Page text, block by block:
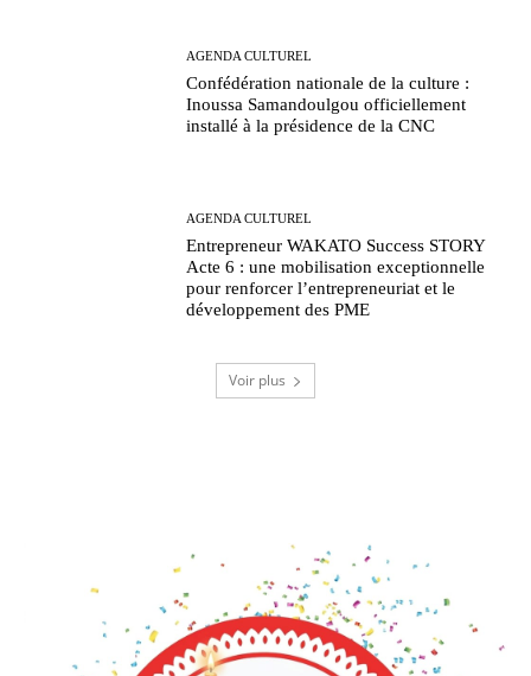
AGENDA CULTUREL
Confédération nationale de la culture :
Inoussa Samandoulgou officiellement
installé à la présidence de la CNC
AGENDA CULTUREL
Entrepreneur WAKATO Success STORY
Acte 6 : une mobilisation exceptionnelle
pour renforcer l’entrepreneuriat et le
développement des PME
Voir plus